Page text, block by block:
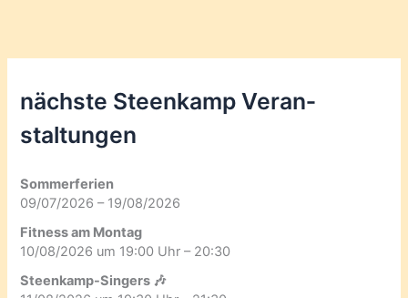
nächste Steenkamp Veran­
staltungen
Sommerferien
09/07/2026 – 19/08/2026
Fitness am Montag
10/08/2026 um 19:00 Uhr – 20:30
Steenkamp-Singers 🎶